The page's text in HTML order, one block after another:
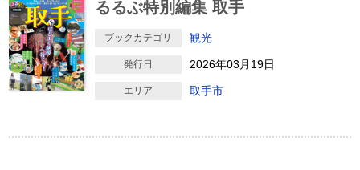
るるぶ特別編集 取手
ブックカテゴリ 観光
発行日 2026年03月19日
エリア 取手市